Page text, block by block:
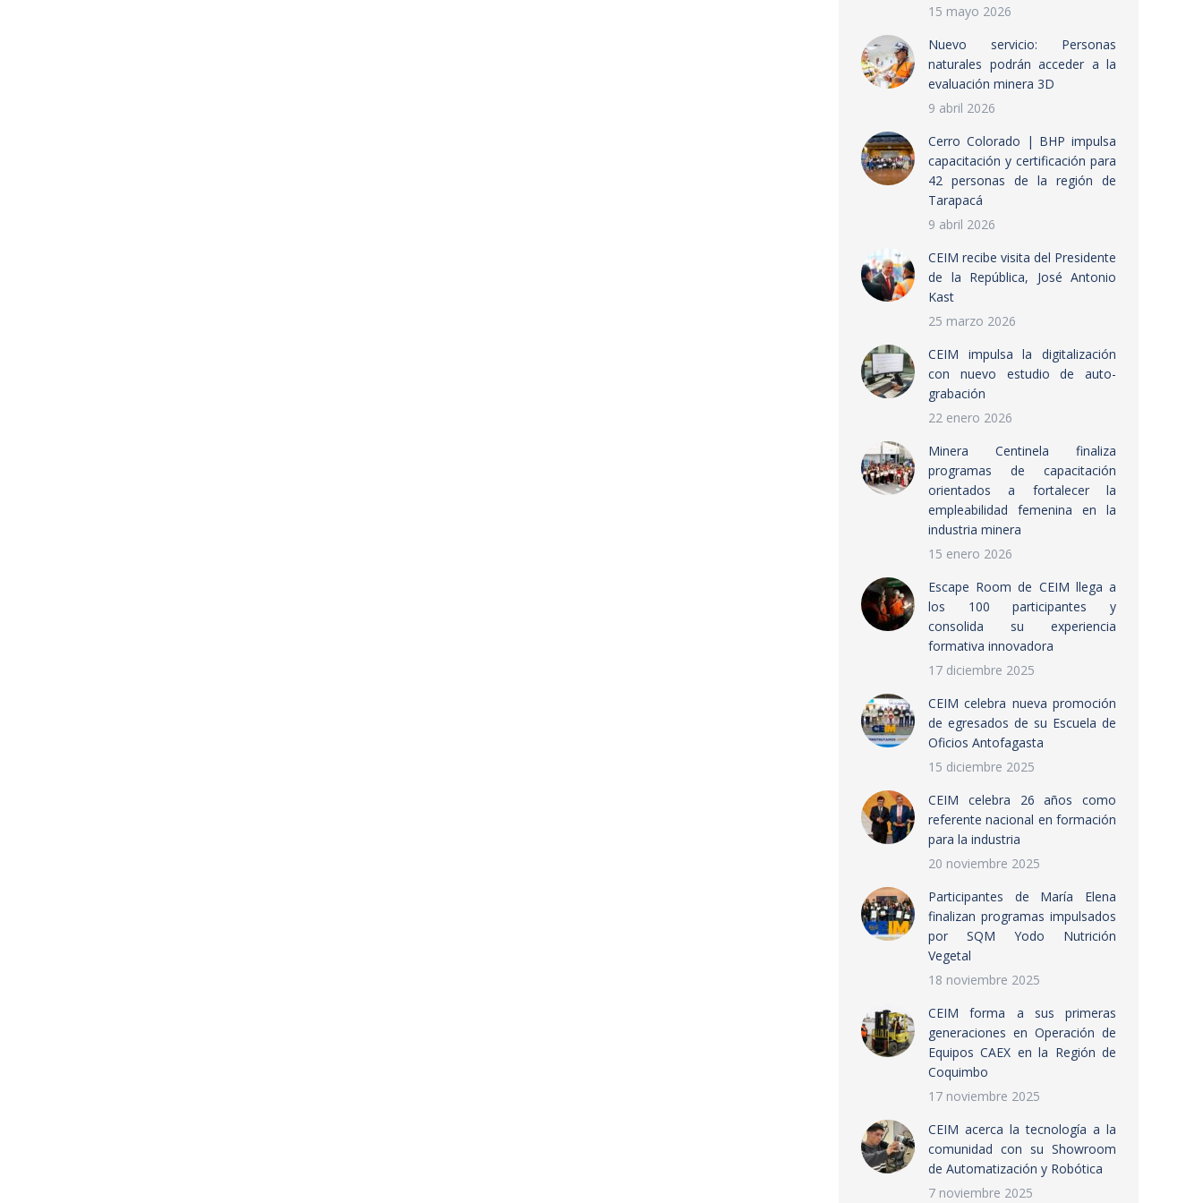
15 mayo 2026
Nuevo servicio: Personas
naturales podrán acceder a la
evaluación minera 3D
9 abril 2026
Cerro Colorado | BHP impulsa
capacitación y certificación para
42 personas de la región de
Tarapacá
9 abril 2026
CEIM recibe visita del Presidente
de la República, José Antonio
Kast
25 marzo 2026
CEIM impulsa la digitalización
con nuevo estudio de auto-
grabación
22 enero 2026
Minera Centinela finaliza
programas de capacitación
orientados a fortalecer la
empleabilidad femenina en la
industria minera
15 enero 2026
Escape Room de CEIM llega a
los 100 participantes y
consolida su experiencia
formativa innovadora
17 diciembre 2025
CEIM celebra nueva promoción
de egresados de su Escuela de
Oficios Antofagasta
15 diciembre 2025
CEIM celebra 26 años como
referente nacional en formación
para la industria
20 noviembre 2025
Participantes de María Elena
finalizan programas impulsados
por SQM Yodo Nutrición
Vegetal
18 noviembre 2025
CEIM forma a sus primeras
generaciones en Operación de
Equipos CAEX en la Región de
Coquimbo
17 noviembre 2025
CEIM acerca la tecnología a la
comunidad con su Showroom
de Automatización y Robótica
7 noviembre 2025